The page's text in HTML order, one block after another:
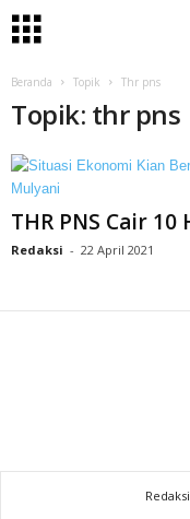
Beranda Topik Thr pns
Topik: thr pns
THR PNS Cair
Redaksi - 22 April 2021
Redaksi